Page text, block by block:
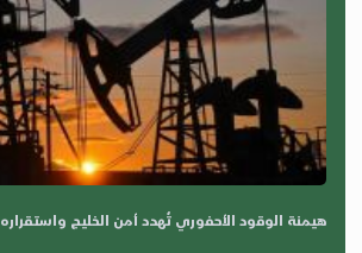
هيمنة الوقود الأحفوري تُهدد أمن الخليج واستقراره